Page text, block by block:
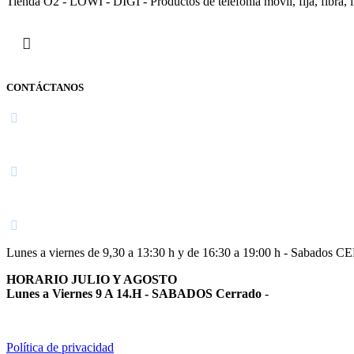
CONTÁCTANOS
Lunes a viernes de 9,30 a 13:30 h y de 16:30 a 19:00 h - Sabados
HORARIO JULIO Y AGOSTO
Lunes a Viernes 9 A 14.H - SABADOS Cerrado -
Política de privacidad